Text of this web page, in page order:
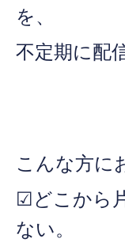
を、
不定期に配
こんな方に
☑どこから
ない。